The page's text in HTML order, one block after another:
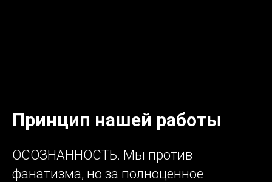
Принцип нашей работы
ОСОЗНАННОСТЬ. Мы против
фанатизма, но за полноценное